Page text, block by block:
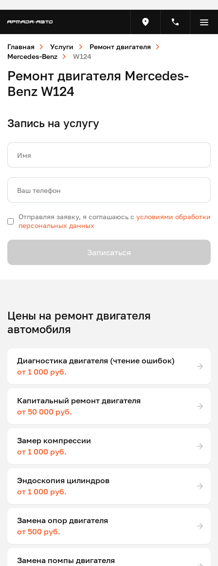
Главная Услуги
Ремонт двигателя
Mercedes-Benz
W124
Ремонт двигателя Mercedes-
Benz W124
Запись на услугу
Имя
Ваш телефон
Отправляя заявку, я соглашаюсь с условиями обработки
персональных данных
Записаться
Цены на ремонт двигателя
автомобиля
Диагностика двигателя (чтение ошибок)
от 1 000 руб.
Капитальный ремонт двигателя
от 50 000 руб.
Замер компрессии
от 1 000 руб.
Эндоскопия цилиндров
от 1 000 руб.
Замена опор двигателя
от 500 руб.
Замена помпы двигателя